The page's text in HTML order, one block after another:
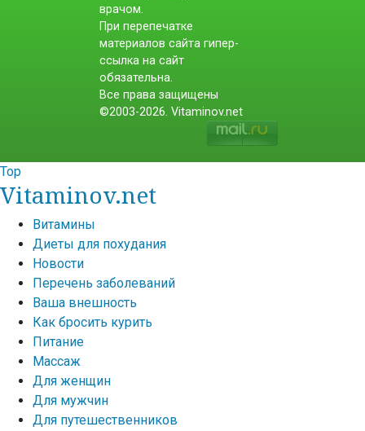
врачом.
При перепечатке
материалов сайта гипер-
ссылка на сайт
обязательна.
Все права защищены
©2003-2026. Vitaminov.net
Top
Vitaminov.net
Витамины
Диеты для похудания
Новости
Перечень заболеваний
Ваша внешность
Как бросить курить
Питание
Массаж
Для женщин
Для мужчин
Для путешественников